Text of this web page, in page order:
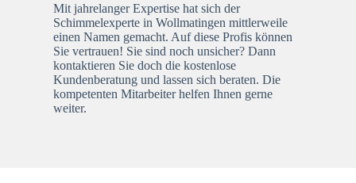
Mit jahrelanger Expertise hat sich der
Schimmelexperte in Wollmatingen mittlerweile
einen Namen gemacht. Auf diese Profis können
Sie vertrauen! Sie sind noch unsicher? Dann
kontaktieren Sie doch die kostenlose
Kundenberatung und lassen sich beraten. Die
kompetenten Mitarbeiter helfen Ihnen gerne
weiter.